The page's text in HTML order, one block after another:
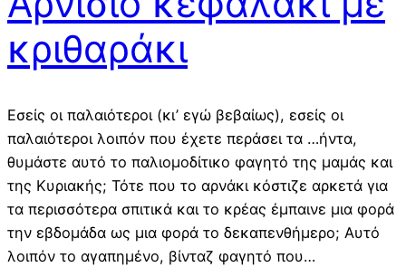
κριθαράκι
Εσείς οι παλαιότεροι (κι’ εγώ βεβαίως), εσείς οι
παλαιότεροι λοιπόν που έχετε περάσει τα …ήντα,
θυμάστε αυτό το παλιομοδίτικο φαγητό της μαμάς και
της Κυριακής; Τότε που το αρνάκι κόστιζε αρκετά για
τα περισσότερα σπιτικά και το κρέας έμπαινε μια φορά
την εβδομάδα ως μια φορά το δεκαπενθήμερο; Αυτό
λοιπόν το αγαπημένο, βίνταζ φαγητό που…